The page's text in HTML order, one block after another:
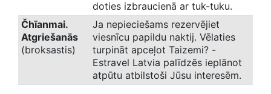
doties izbraucienā ar tuk-tuku.
Čhīanmai.
Atgriešanās
(broksastis)
Ja nepieciešams rezervējiet
viesnīcu papildu naktij. Vēlaties
turpināt apceļot Taizemi? -
Estravel Latvia palīdzēs ieplānot
atpūtu atbilstoši Jūsu interesēm.